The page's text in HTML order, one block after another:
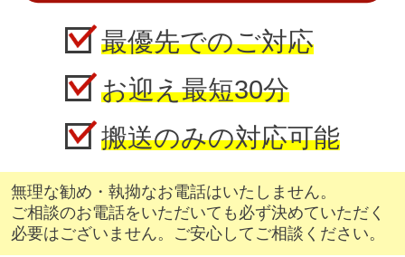
最優先でのご対応
お迎え最短30分
搬送のみの対応可能
無理な勧め・執拗なお電話はいたしません。
ご相談のお電話をいただいても必ず決めていただく
必要はございません。ご安心してご相談ください。